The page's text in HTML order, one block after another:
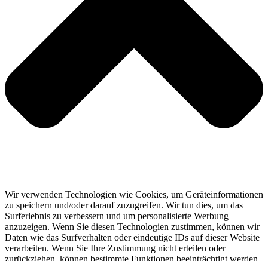
Wir verwenden Technologien wie Cookies, um Geräteinformationen
zu speichern und/oder darauf zuzugreifen. Wir tun dies, um das
Surferlebnis zu verbessern und um personalisierte Werbung
anzuzeigen. Wenn Sie diesen Technologien zustimmen, können wir
Daten wie das Surfverhalten oder eindeutige IDs auf dieser Website
verarbeiten. Wenn Sie Ihre Zustimmung nicht erteilen oder